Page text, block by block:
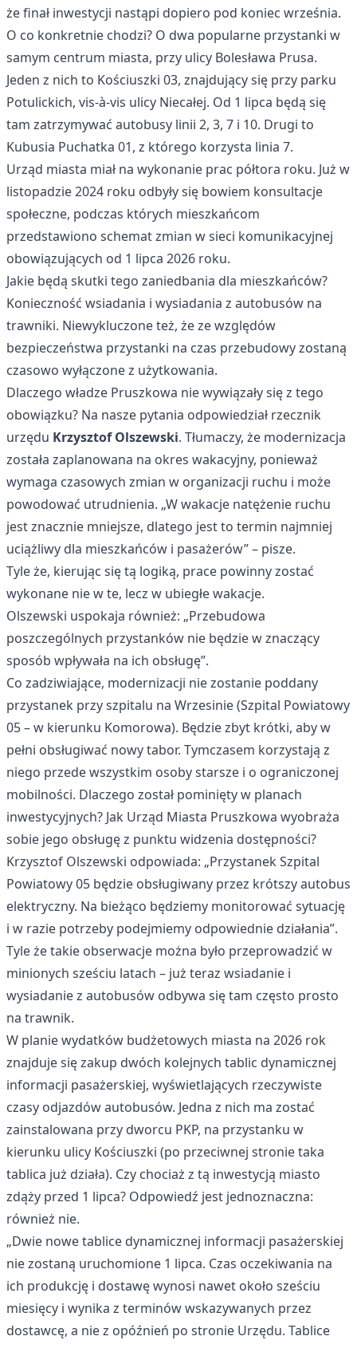
że finał inwestycji nastąpi dopiero pod koniec września.
O co konkretnie chodzi? O dwa popularne przystanki w
samym centrum miasta, przy ulicy Bolesława Prusa.
Jeden z nich to Kościuszki 03, znajdujący się przy parku
Potulickich, vis-à-vis ulicy Niecałej. Od 1 lipca będą się
tam zatrzymywać autobusy linii 2, 3, 7 i 10. Drugi to
Kubusia Puchatka 01, z którego korzysta linia 7.
Urząd miasta miał na wykonanie prac półtora roku. Już w
listopadzie 2024 roku odbyły się bowiem konsultacje
społeczne, podczas których mieszkańcom
przedstawiono schemat zmian w sieci komunikacyjnej
obowiązujących od 1 lipca 2026 roku.
Jakie będą skutki tego zaniedbania dla mieszkańców?
Konieczność wsiadania i wysiadania z autobusów na
trawniki. Niewykluczone też, że ze względów
bezpieczeństwa przystanki na czas przebudowy zostaną
czasowo wyłączone z użytkowania.
Dlaczego władze Pruszkowa nie wywiązały się z tego
obowiązku? Na nasze pytania odpowiedział rzecznik
urzędu Krzysztof Olszewski. Tłumaczy, że modernizacja
została zaplanowana na okres wakacyjny, ponieważ
wymaga czasowych zmian w organizacji ruchu i może
powodować utrudnienia. „W wakacje natężenie ruchu
jest znacznie mniejsze, dlatego jest to termin najmniej
uciążliwy dla mieszkańców i pasażerów” – pisze.
Tyle że, kierując się tą logiką, prace powinny zostać
wykonane nie w te, lecz w ubiegłe wakacje.
Olszewski uspokaja również: „Przebudowa
poszczególnych przystanków nie będzie w znaczący
sposób wpływała na ich obsługę”.
Co zadziwiające, modernizacji nie zostanie poddany
przystanek przy szpitalu na Wrzesinie (Szpital Powiatowy
05 – w kierunku Komorowa). Będzie zbyt krótki, aby w
pełni obsługiwać nowy tabor. Tymczasem korzystają z
niego przede wszystkim osoby starsze i o ograniczonej
mobilności. Dlaczego został pominięty w planach
inwestycyjnych? Jak Urząd Miasta Pruszkowa wyobraża
sobie jego obsługę z punktu widzenia dostępności?
Krzysztof Olszewski odpowiada: „Przystanek Szpital
Powiatowy 05 będzie obsługiwany przez krótszy autobus
elektryczny. Na bieżąco będziemy monitorować sytuację
i w razie potrzeby podejmiemy odpowiednie działania”.
Tyle że takie obserwacje można było przeprowadzić w
minionych sześciu latach – już teraz wsiadanie i
wysiadanie z autobusów odbywa się tam często prosto
na trawnik.
W planie wydatków budżetowych miasta na 2026 rok
znajduje się zakup dwóch kolejnych tablic dynamicznej
informacji pasażerskiej, wyświetlających rzeczywiste
czasy odjazdów autobusów. Jedna z nich ma zostać
zainstalowana przy dworcu PKP, na przystanku w
kierunku ulicy Kościuszki (po przeciwnej stronie taka
tablica już działa). Czy chociaż z tą inwestycją miasto
zdąży przed 1 lipca? Odpowiedź jest jednoznaczna:
również nie.
„Dwie nowe tablice dynamicznej informacji pasażerskiej
nie zostaną uruchomione 1 lipca. Czas oczekiwania na
ich produkcję i dostawę wynosi nawet około sześciu
miesięcy i wynika z terminów wskazywanych przez
dostawcę, a nie z opóźnień po stronie Urzędu. Tablice